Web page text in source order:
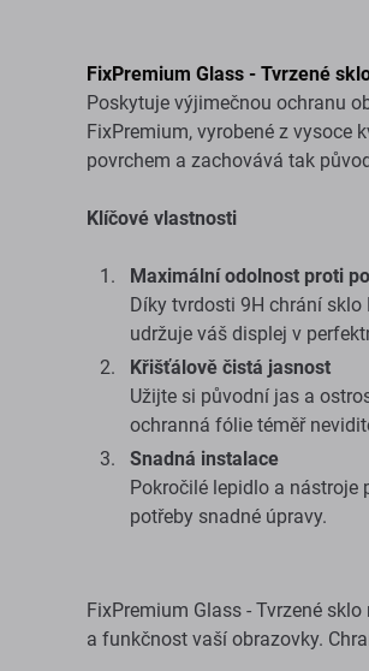
FixPremium Glass - Tvrzené
Poskytuje výjimečnou ochranu
FixPremium, vyrobené z vysoce
povrchem a zachovává tak
Klíčové vlastnosti
Maximální odolnost proti
Díky tvrdosti 9H chrání
udržuje váš displej v
Křišťálově čistá jasnost
Užijte si původní jas a
ochranná fólie téměř
Snadná instalace
Pokročilé lepidlo a
potřeby snadné úpravy.
FixPremium Glass - Tvrzené
a funkčnost vaší obrazovky.